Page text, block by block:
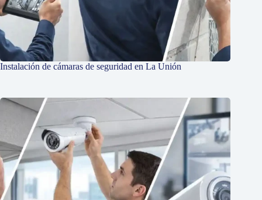
Instalación de cámaras de seguridad en La Unión